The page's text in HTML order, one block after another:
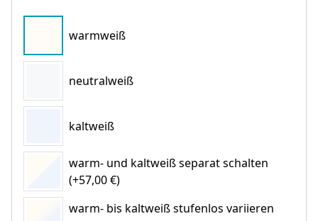
warmweiß
neutralweiß
kaltweiß
warm- und kaltweiß separat schalten
(+57,00 €)
warm- bis kaltweiß stufenlos variieren